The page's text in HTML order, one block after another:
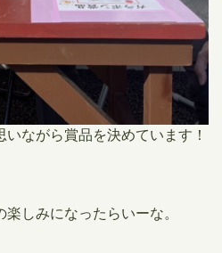
ながら賞品を決めています！
しみになったらいーな。